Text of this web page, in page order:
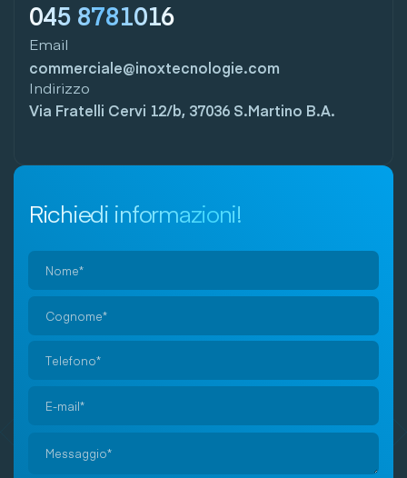
045 8781016
Email
commerciale@inoxtecnologie.com
Indirizzo
Via Fratelli Cervi 12/b, 37036 S.Martino B.A.
Richiedi informazioni!
prega